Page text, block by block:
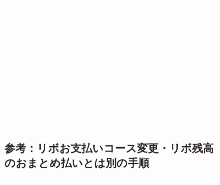
参考：リボお支払いコース変更・リボ残高
のおまとめ払いとは別の手順